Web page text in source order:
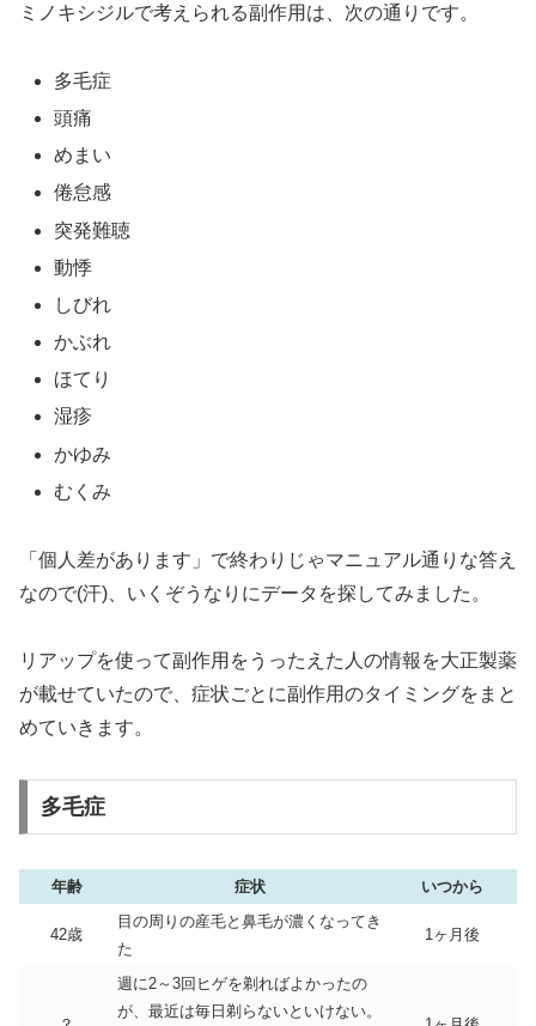
ミノキシジルで考えられる副作用は、次の通りです。
多毛症
頭痛
めまい
倦怠感
突発難聴
動悸
しびれ
かぶれ
ほてり
湿疹
かゆみ
むくみ
「個人差があります」で終わりじゃマニュアル通りな答え
なので(汗)、いくぞうなりにデータを探してみました。
リアップを使って副作用をうったえた人の情報を大正製薬
が載せていたので、症状ごとに副作用のタイミングをまと
めていきます。
多毛症
年齢 症状 いつから
42歳
目の周りの産毛と鼻毛が濃くなってき
た
1ヶ月後
週に2～3回ヒゲを剃ればよかったの
が、最近は毎日剃らないといけない。